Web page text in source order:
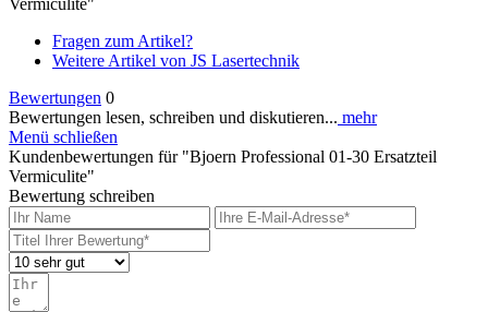
Fragen zum Artikel?
Weitere Artikel von JS Lasertechnik
Bewertungen 0
Bewertungen lesen, schreiben und diskutieren... mehr
Menü schließen
Kundenbewertungen für "Bjoern Professional 01-30 Ersatzteil
Vermiculite"
Bewertung schreiben